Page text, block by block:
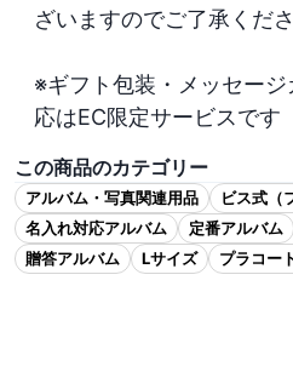
ざいますのでご了承くださ
※ギフト包装・メッセー
応はEC限定サービスです
この商品のカテゴリー
アルバム・写真関連用品
ビス式（
名入れ対応アルバム
定番アルバム
贈答アルバム
Lサイズ プラコー